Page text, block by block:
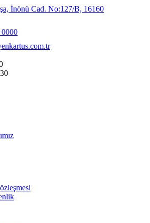
İnönü Cad. No:127/B, 16160